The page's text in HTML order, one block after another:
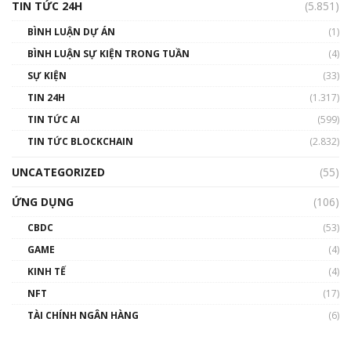
TIN TỨC 24H
(5.851)
BÌNH LUẬN DỰ ÁN
(1)
BÌNH LUẬN SỰ KIỆN TRONG TUẦN
(4)
SỰ KIỆN
(33)
TIN 24H
(1.317)
TIN TỨC AI
(599)
TIN TỨC BLOCKCHAIN
(2.832)
UNCATEGORIZED
(55)
ỨNG DỤNG
(106)
CBDC
(53)
GAME
(4)
KINH TẾ
(4)
NFT
(17)
TÀI CHÍNH NGÂN HÀNG
(6)